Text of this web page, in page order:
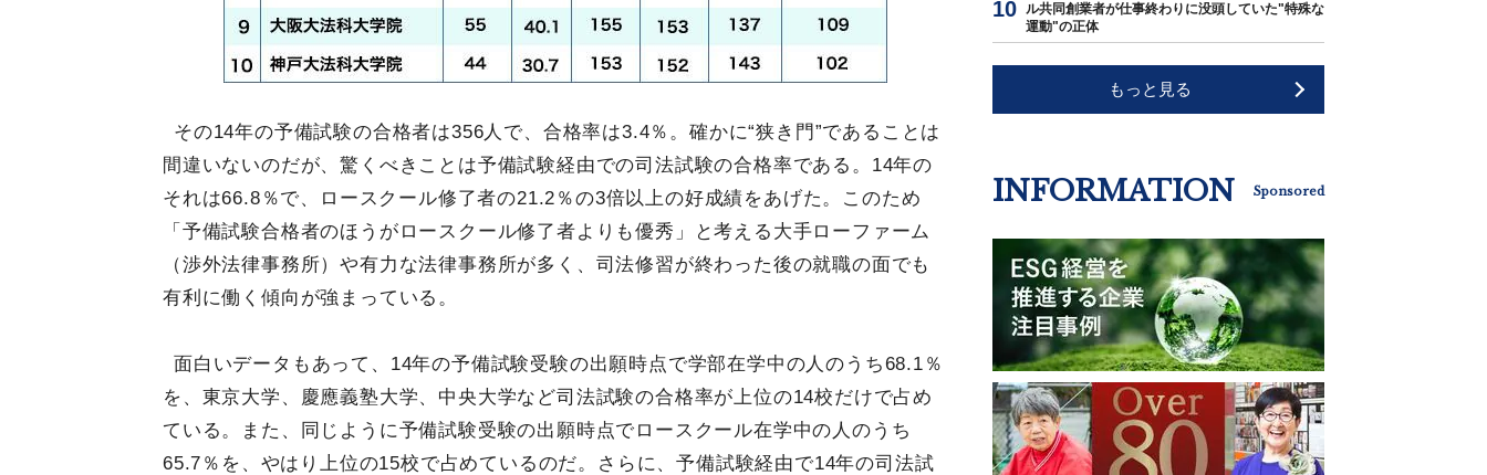
その14年の予備試験の合格者は356人で、合格率は3.4％。確かに“狭き門”であることは
間違いないのだが、驚くべきことは予備試験経由での司法試験の合格率である。14年の
それは66.8％で、ロースクール修了者の21.2％の3倍以上の好成績をあげた。このため
「予備試験合格者のほうがロースクール修了者よりも優秀」と考える大手ローファーム
（渉外法律事務所）や有力な法律事務所が多く、司法修習が終わった後の就職の面でも
有利に働く傾向が強まっている。
面白いデータもあって、14年の予備試験受験の出願時点で学部在学中の人のうち68.1％
を、東京大学、慶應義塾大学、中央大学など司法試験の合格率が上位の14校だけで占め
ている。また、同じように予備試験受験の出願時点でロースクール在学中の人のうち
65.7％を、やはり上位の15校で占めているのだ。さらに、予備試験経由で14年の司法試
ル共同創業者が仕事終わりに没頭していた"特殊な
運動"の正体
もっと見る
INFORMATION Sponsored